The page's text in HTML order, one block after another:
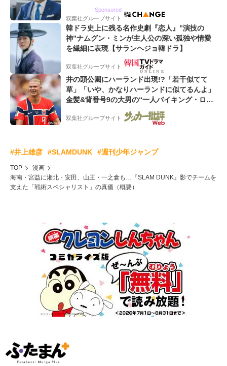
Sponsored
双葉社グループサイト
韓ドラ史上に残る名作史劇『恋人』”演技の
神”ナムグン・ミンが主人公の深い孤独や情愛
を繊細に表現【サランヘジョ韓ドラ】
双葉社グループサイト
井の頭公園にハーランド出現!?「若干似てて
草」「いや、かなりハーランドに似てるんよ」
金髪&背番号9の大男の“一人バイキング・ロ
ー”映像が話題!「元気をもらった」
双葉社グループサイト
#井上雄彦 #SLAMDUNK #週刊少年ジャンプ
TOP
漫画
海南・宮益に湘北・安田、山王・一之倉も…『SLAM DUNK』影でチームを
支えた「戦術スペシャリスト」の真価（概要）